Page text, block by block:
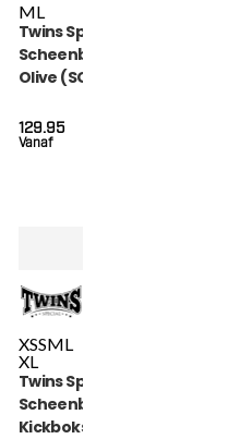
ML
Twins Special
Scheenbeschermers
Olive (SGL 7 OLIVE)
Vanaf
129.95
XSSML
XL
Twins Special
Scheenbeschermers
Kickboksen (SGL 7